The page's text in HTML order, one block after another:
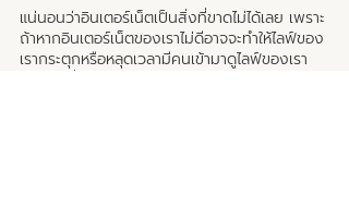
แน่นอนว่าอินเตอร์เน็ตเป็นสิ่งที่ขาดไม่ได้เลย เพราะ
ถ้าหากอินเตอร์เน็ตของเราไม่ดีอาจจะทำให้ไลฟ์ของ
เรากระตุกหรือหลุดเวลามีคนเข้ามาดูไลฟ์ของเรา